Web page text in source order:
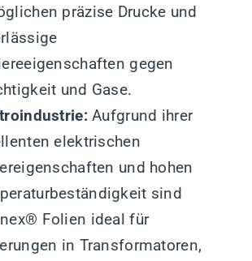
präzise Drucke und
gegen
und Gase.
Aufgrund ihrer
elektrischen
und hohen
sind
Folien ideal für
in Transformatoren,